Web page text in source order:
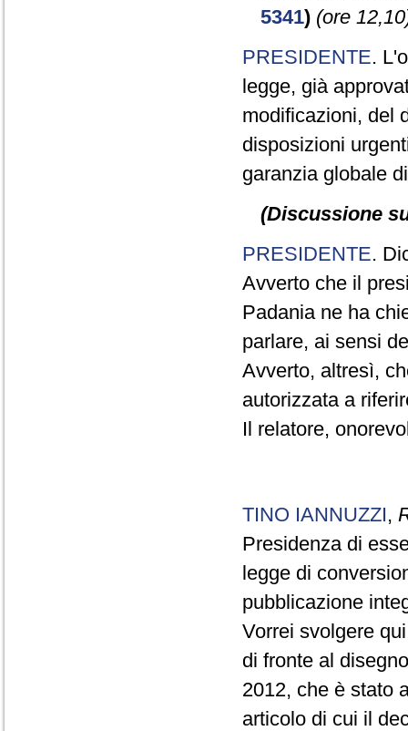
5341) (ore
PRESIDENTE.
legge, già
modificazioni, del
disposizioni
garanzia globale
(Discussione
PRESIDENTE.
Avverto che il
Padania ne ha
parlare, ai sensi
Avverto, altresì,
autorizzata a
Il relatore,
TINO IANNUZZI,
Presidenza di
legge di
pubblicazione
Vorrei svolgere
di fronte al
2012, che è stato
articolo di cui il